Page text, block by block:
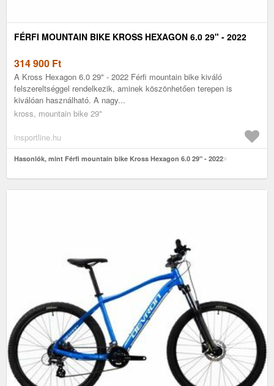
FÉRFI MOUNTAIN BIKE KROSS HEXAGON 6.0 29" - 2022
314 900 Ft
A Kross Hexagon 6.0 29" - 2022 Férfi mountain bike kiváló
felszereltséggel rendelkezik, aminek köszönhetően terepen is
kiválóan használható. A nagy...
kross, mountain bike 29"
insportline.hu
Hasonlók, mint Férfi mountain bike Kross Hexagon 6.0 29" - 2022